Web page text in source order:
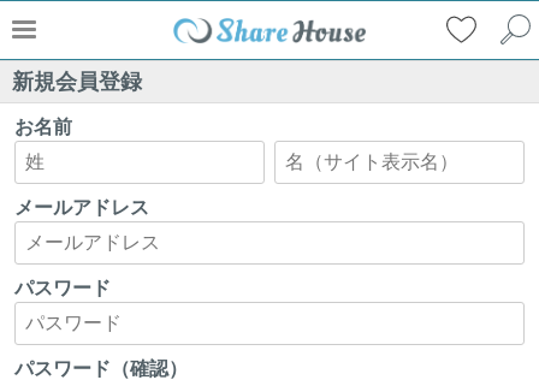
新規会員登録
お名前
メールアドレス
パスワード
パスワード（確認）